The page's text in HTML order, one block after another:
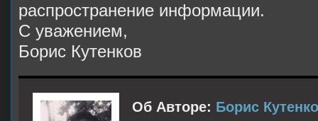
распространение информации.
С уважением,
Борис Кутенков
Об Авторе: Борис